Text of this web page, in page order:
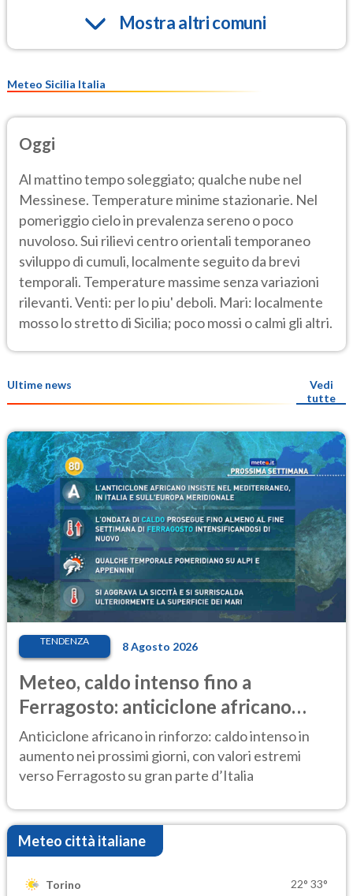
Mostra altri comuni
Meteo Sicilia Italia
Oggi
Al mattino tempo soleggiato; qualche nube nel
Messinese. Temperature minime stazionarie. Nel
pomeriggio cielo in prevalenza sereno o poco
nuvoloso. Sui rilievi centro orientali temporaneo
sviluppo di cumuli, localmente seguito da brevi
temporali. Temperature massime senza variazioni
rilevanti. Venti: per lo piu' deboli. Mari: localmente
mosso lo stretto di Sicilia; poco mossi o calmi gli altri.
Ultime news
Vedi
tutte
TENDENZA 8 Agosto 2026
Meteo, caldo intenso fino a
Ferragosto: anticiclone africano
ancora protagonista
Anticiclone africano in rinforzo: caldo intenso in
aumento nei prossimi giorni, con valori estremi
verso Ferragosto su gran parte d’Italia
Meteo città italiane
Torino 22° 33°